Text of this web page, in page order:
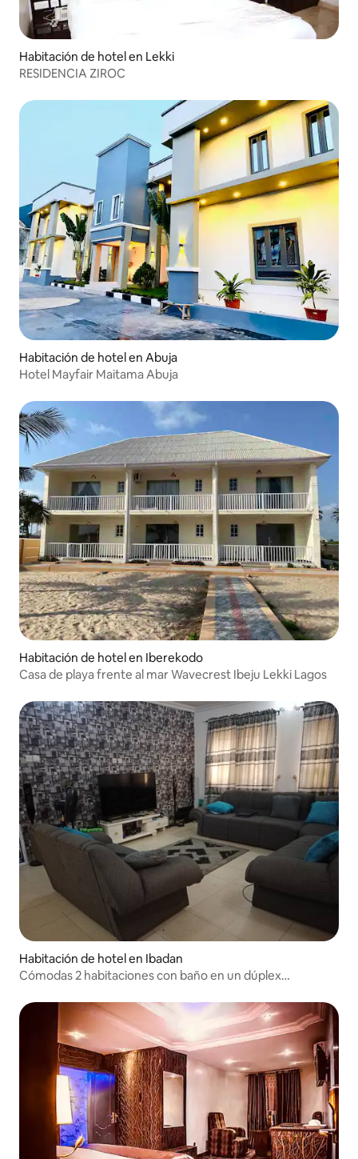
Habitación de hotel en Lekki
RESIDENCIA ZIROC
Habitación de hotel en Abuja
Hotel Mayfair Maitama Abuja
Habitación de hotel en Iberekodo
Casa de playa frente al mar Wavecrest Ibeju Lekki Lagos
Habitación de hotel en Ibadan
Cómodas 2 habitaciones con baño en un dúplex